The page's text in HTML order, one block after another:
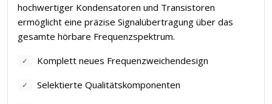
hochwertiger Kondensatoren und Transistoren
ermöglicht eine präzise Signalübertragung über das
gesamte hörbare Frequenzspektrum.
✓ Komplett neues Frequenzweichendesign
✓
Selektierte Qualitätskomponenten